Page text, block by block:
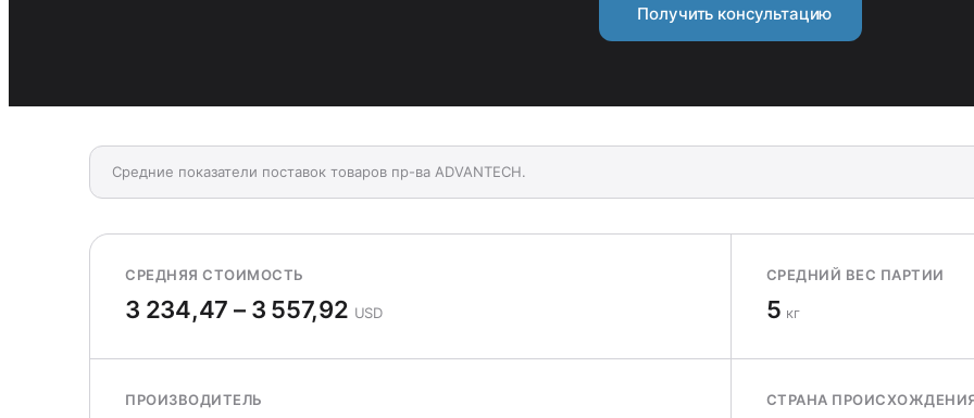
Получить консультацию
Средние показатели поставок товаров пр-ва ADVANTECH.
СРЕДНЯЯ СТОИМОСТЬ
3 234,47 – 3 557,92 USD
СРЕДНИЙ ВЕС ПАРТИИ
5 кг
ПРОИЗВОДИТЕЛЬ СТРАНА